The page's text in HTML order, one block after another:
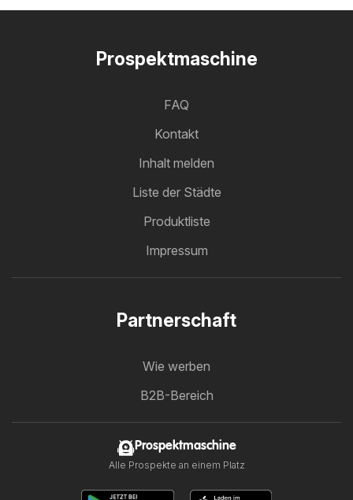
Prospektmaschine
FAQ
Kontakt
Inhalt melden
Liste der Städte
Produktliste
Impressum
Partnerschaft
Wie werben
B2B-Bereich
Prospektmaschine
Alle Prospekte an einem Platz